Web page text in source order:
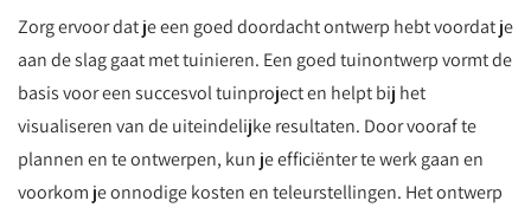
Zorg ervoor dat je een goed doordacht ontwerp hebt voordat je
aan de slag gaat met tuinieren. Een goed tuinontwerp vormt de
basis voor een succesvol tuinproject en helpt bij het
visualiseren van de uiteindelijke resultaten. Door vooraf te
plannen en te ontwerpen, kun je efficiënter te werk gaan en
voorkom je onnodige kosten en teleurstellingen. Het ontwerp